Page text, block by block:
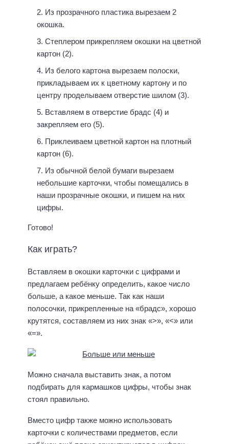
Из прозрачного пластика вырезаем 2
окошка.
Степлером прикрепляем окошки на цветной
картон (2).
Из белого картона вырезаем полоски,
прикладываем их к цветному картону и по
центру проделываем отверстие шилом (3).
Вставляем в отверстие брадс (4) и
закрепляем его (5).
Приклеиваем цветной картон на плотный
картон (6).
Из обычной белой бумаги вырезаем
небольшие карточки, чтобы помещались в
наши прозрачные окошки, и пишем на них
цифры.
Готово!
Как играть?
Вставляем в окошки карточки с цифрами и
предлагаем ребёнку определить, какое число
больше, а какое меньше. Так как наши
полосочки, прикрепленные на «брадс», хорошо
крутятся, составляем из них знак «>», «<» или
«=».
Можно сначала выставить знак, а потом
подбирать для кармашков цифры, чтобы знак
стоял правильно.
Вместо цифр также можно использовать
карточки с количествами предметов, если